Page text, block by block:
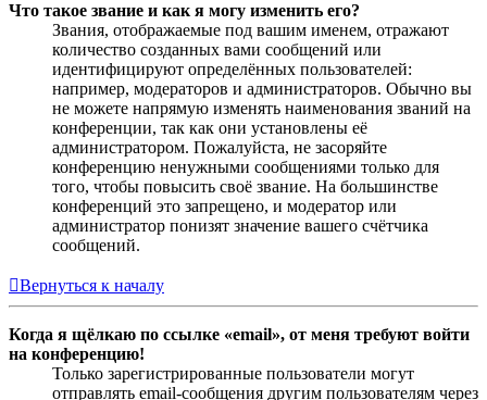
Что такое звание и как я могу изменить его?
Звания, отображаемые под вашим именем, отражают
количество созданных вами сообщений или
идентифицируют определённых пользователей:
например, модераторов и администраторов. Обычно вы
не можете напрямую изменять наименования званий на
конференции, так как они установлены её
администратором. Пожалуйста, не засоряйте
конференцию ненужными сообщениями только для
того, чтобы повысить своё звание. На большинстве
конференций это запрещено, и модератор или
администратор понизят значение вашего счётчика
сообщений.
Вернуться к началу
Когда я щёлкаю по ссылке «email», от меня требуют войти
на конференцию!
Только зарегистрированные пользователи могут
отправлять email-сообщения другим пользователям через